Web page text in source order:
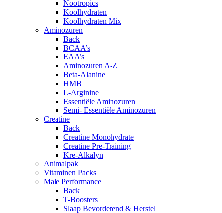
Nootropics
Koolhydraten
Koolhydraten Mix
Aminozuren
Back
BCAA’s
EAA’s
Aminozuren A-Z
Beta-Alanine
HMB
L-Arginine
Essentiële Aminozuren
Semi- Essentiële Aminozuren
Creatine
Back
Creatine Monohydrate
Creatine Pre-Training
Kre-Alkalyn
Animalpak
Vitaminen Packs
Male Performance
Back
T-Boosters
Slaap Bevorderend & Herstel